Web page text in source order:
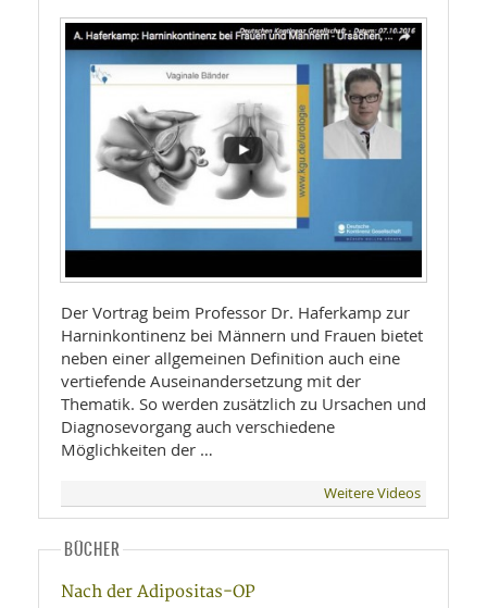
Der Vortrag beim Professor Dr. Haferkamp zur
Harninkontinenz bei Männern und Frauen bietet
neben einer allgemeinen Definition auch eine
vertiefende Auseinandersetzung mit der
Thematik. So werden zusätzlich zu Ursachen und
Diagnosevorgang auch verschiedene
Möglichkeiten der …
Weitere Videos
BÜCHER
Nach der Adipositas-OP